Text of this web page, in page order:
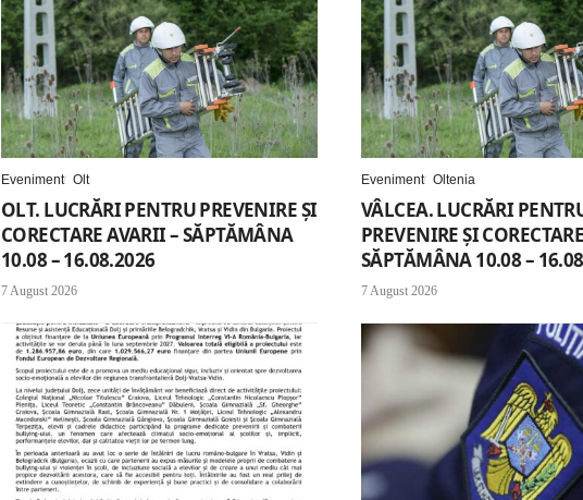
Eveniment Olt
OLT. LUCRĂRI PENTRU PREVENIRE ȘI
CORECTARE AVARII – SĂPTĂMÂNA
10.08 – 16.08.2026
7 August 2026
Eveniment Oltenia
VÂLCEA. LUCRĂRI
PREVENIRE ȘI
SĂPTĂMÂNA 10.08 –
7 August 2026